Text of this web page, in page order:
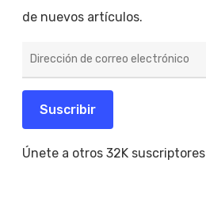
de nuevos artículos.
de
electrónico
Suscribir
Únete a otros 32K suscriptores